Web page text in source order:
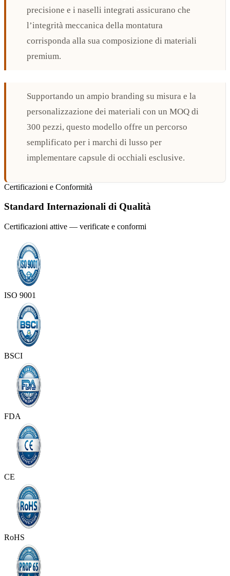
precisione e i naselli integrati assicurano che
l’integrità meccanica della montatura
corrisponda alla sua composizione di materiali
premium.
Supportando un ampio branding su misura e la
personalizzazione dei materiali con un MOQ di
300 pezzi, questo modello offre un percorso
semplificato per i marchi di lusso per
implementare capsule di occhiali esclusive.
Certificazioni e Conformità
Standard Internazionali di Qualità
Certificazioni attive — verificate e conformi
ISO 9001
BSCI
FDA
CE
RoHS